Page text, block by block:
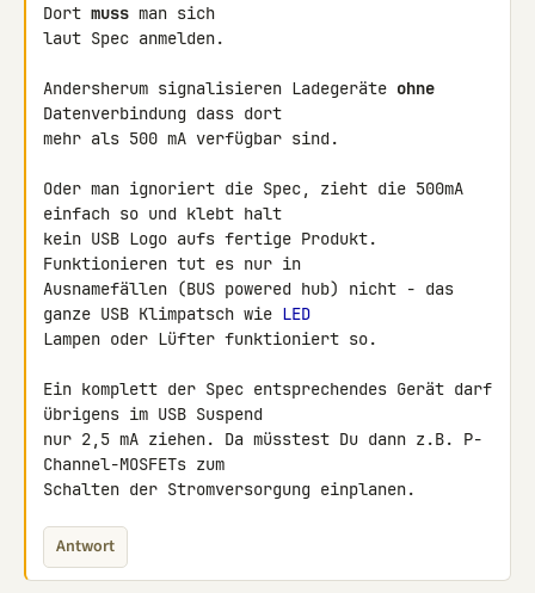
Dort muss man sich
laut Spec anmelden.
Andersherum signalisieren Ladegeräte ohne
Datenverbindung dass dort
mehr als 500 mA verfügbar sind.
Oder man ignoriert die Spec, zieht die 500mA
einfach so und klebt halt
kein USB Logo aufs fertige Produkt.
Funktionieren tut es nur in
Ausnamefällen (BUS powered hub) nicht - das
ganze USB Klimpatsch wie LED
Lampen oder Lüfter funktioniert so.
Ein komplett der Spec entsprechendes Gerät darf
übrigens im USB Suspend
nur 2,5 mA ziehen. Da müsstest Du dann z.B. P-
Channel-MOSFETs zum
Schalten der Stromversorgung einplanen.
Antwort